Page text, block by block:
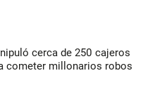
cerca de 250 cajeros
cometer millonarios robos